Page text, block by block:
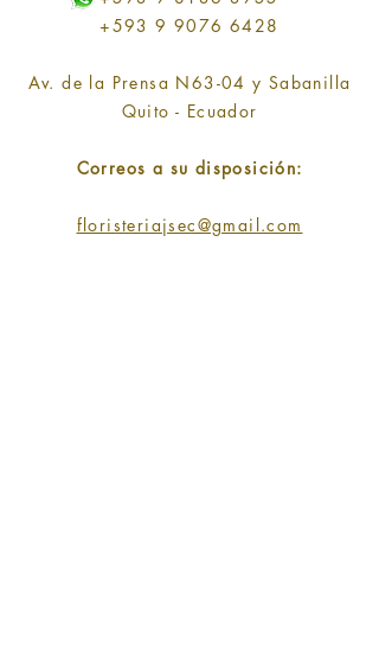
+593 9 9076 6428
Av. de la Prensa N63-04 y Sabanilla
Quito - Ecuador
Correos a su disposición:
floristeriajsec@gmail.com